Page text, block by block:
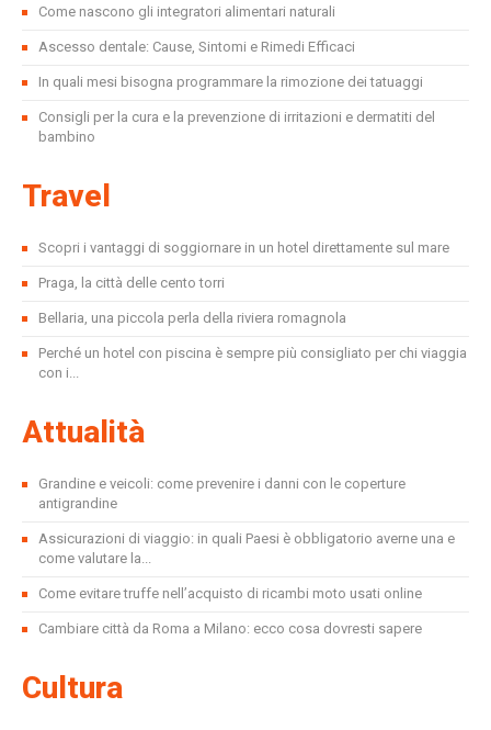
Come nascono gli integratori alimentari naturali
Ascesso dentale: Cause, Sintomi e Rimedi Efficaci
In quali mesi bisogna programmare la rimozione dei tatuaggi
Consigli per la cura e la prevenzione di irritazioni e dermatiti del
bambino
Travel
Scopri i vantaggi di soggiornare in un hotel direttamente sul mare
Praga, la città delle cento torri
Bellaria, una piccola perla della riviera romagnola
Perché un hotel con piscina è sempre più consigliato per chi viaggia
con i...
Attualità
Grandine e veicoli: come prevenire i danni con le coperture
antigrandine
Assicurazioni di viaggio: in quali Paesi è obbligatorio averne una e
come valutare la...
Come evitare truffe nell’acquisto di ricambi moto usati online
Cambiare città da Roma a Milano: ecco cosa dovresti sapere
Cultura